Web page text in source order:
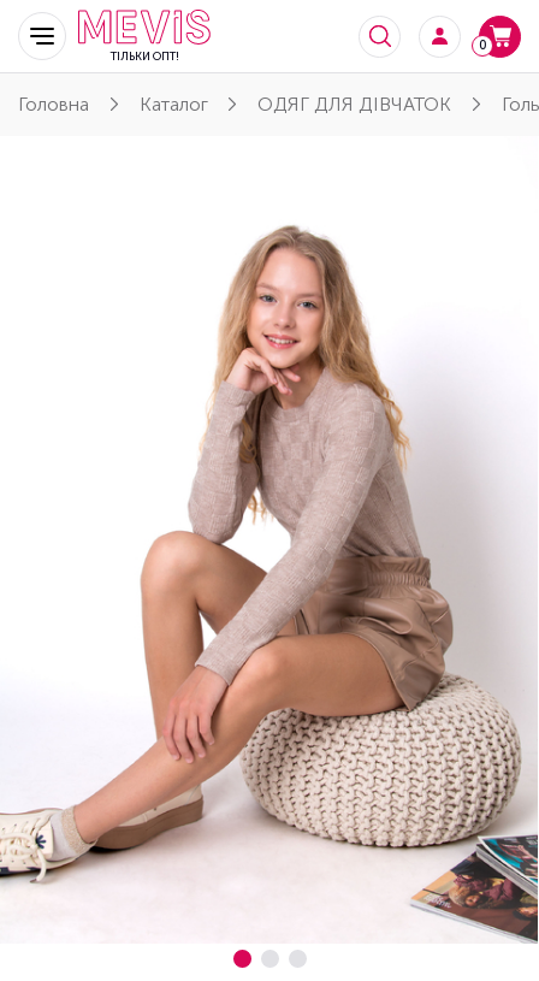
ТІЛЬКИ ОПТ!
0
Головна Каталог ОДЯГ ДЛЯ ДІВЧАТОК